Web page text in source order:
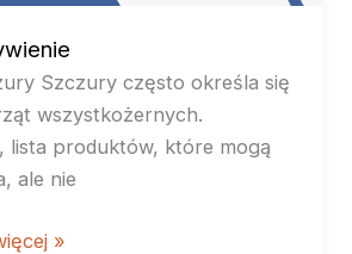
Szczury często określa się
wszystkożernych.
lista produktów, które mogą
ale nie
»